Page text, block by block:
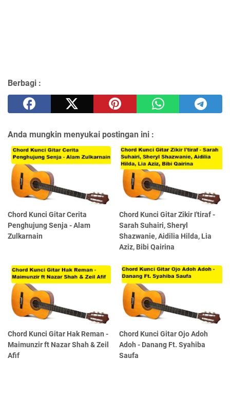
Berbagi :
Anda mungkin menyukai postingan ini :
Chord Kunci Gitar Cerita
Penghujung Senja - Alam
Zulkarnain
Chord Kunci Gitar Zikir I'tiraf -
Sarah Suhairi, Sheryl
Shazwanie, Aidilia Hilda, Lia
Aziz, Bibi Qairina
Chord Kunci Gitar Hak Reman -
Maimunzir ft Nazar Shah & Zeil
Afif
Chord Kunci Gitar Ojo Adoh
Adoh - Danang Ft. Syahiba
Saufa